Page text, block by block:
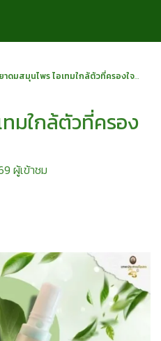
ยาดมสมุนไพร ไอเทมใกล้ตัวที่ครองใจคนทุกยุค
มใกล้ตัวที่ครอง
ผู้เข้าชม